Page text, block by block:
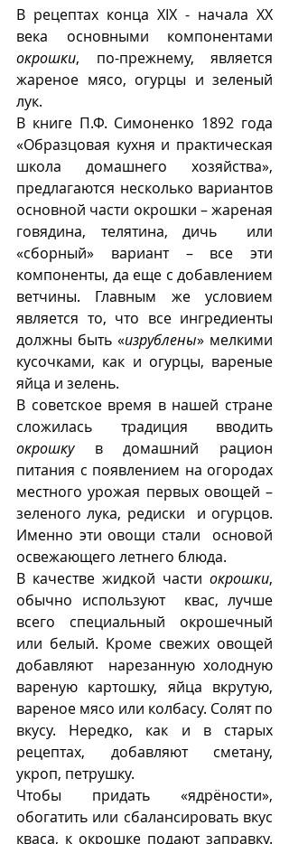
В рецептах конца XIX - начала ХХ
окрошки, по-прежнему, является
жареное мясо, огурцы и зеленый
лук.
В книге П.Ф. Симоненко 1892 года
«Образцовая кухня и практическая
школа домашнего хозяйства»,
предлагаются несколько вариантов
основной части окрошки – жареная
говядина, телятина, дичь  или
«сборный» вариант – все эти
компоненты, да еще с добавлением
ветчины. Главным же условием
является то, что все ингредиенты
должны быть «изрублены» мелкими
кусочками, как и огурцы, вареные
яйца и зелень.
В советское время в нашей стране
окрошку в домашний рацион
питания с появлением на огородах
местного урожая первых овощей –
зеленого лука, редиски  и огурцов.
Именно эти овощи стали  основой
освежающего летнего блюда.
В качестве жидкой части окрошки,
обычно используют  квас, лучше
всего специальный окрошечный
или белый. Кроме свежих овощей
добавляют  нарезанную холодную
вареную картошку, яйца вкрутую,
вареное мясо или колбасу. Солят по
вкусу. Нередко, как и в старых
рецептах, добавляют сметану,
укроп, петрушку.
Чтобы придать «ядрëности»,
обогатить или сбалансировать вкус
кваса, к окрошке подают заправку.